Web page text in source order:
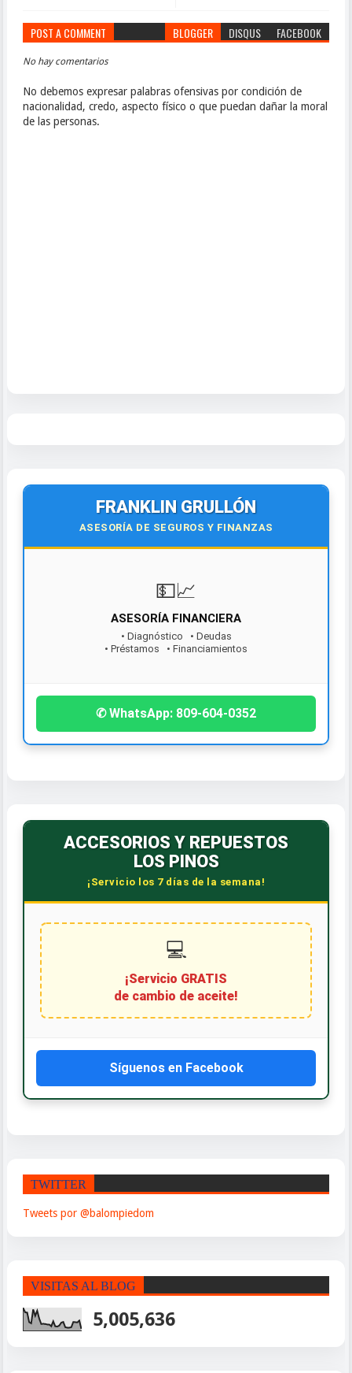
POST A COMMENT BLOGGER DISQUS FACEBOOK
No hay comentarios
No debemos expresar palabras ofensivas por condición de
nacionalidad, credo, aspecto físico o que puedan dañar la moral
de las personas.
FRANKLIN GRULLÓN
ASESORÍA DE SEGUROS Y FINANZAS
💵📈
ASESORÍA FINANCIERA
• Diagnóstico • Deudas
• Préstamos • Financiamientos
¡Contáctanos hoy!
✆ WhatsApp: 809-604-0352
ACCESORIOS Y REPUESTOS
LOS PINOS
¡Servicio los 7 días de la semana!
💻
¡Servicio GRATIS
de cambio de aceite!
Síguenos en Facebook
TWITTER
Tweets por @balompiedom
VISITAS AL BLOG
5,005,636